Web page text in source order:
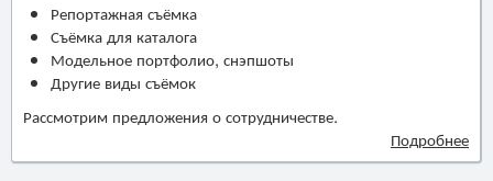
Репортажная съёмка
Съёмка для каталога
Модельное портфолио, снэпшоты
Другие виды съёмок
Рассмотрим предложения о сотрудничестве.
Подробнее